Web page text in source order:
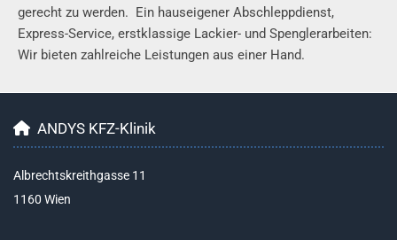
gerecht zu werden. Ein hauseigener Abschleppdienst,
Express-Service, erstklassige Lackier- und Spenglerarbeiten:
Wir bieten zahlreiche Leistungen aus einer Hand.
 ANDYS KFZ-Klinik
Albrechtskreithgasse 11
1160 Wien